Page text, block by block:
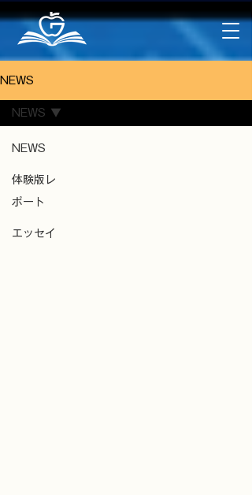
NEWS
NEWS
体験版レ
ポート
エッセイ
NEWS